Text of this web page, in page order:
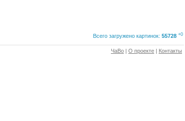
Всего загружено картинок: 55728 +0
ЧаВо | О проекте | Контакты